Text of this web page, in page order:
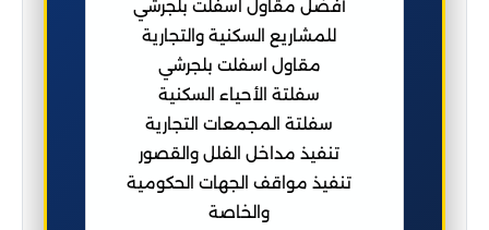
أفضل مقاول اسفلت بلجرشي
للمشاريع السكنية والتجارية
مقاول اسفلت بلجرشي
سفلتة الأحياء السكنية
سفلتة المجمعات التجارية
تنفيذ مداخل الفلل والقصور
تنفيذ مواقف الجهات الحكومية
والخاصة